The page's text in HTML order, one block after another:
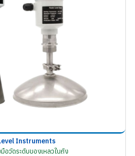
Instruments
อวัดระดับของเหลวในถัง